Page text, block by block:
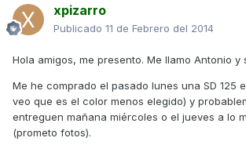
xpizarro
Publicado 11 de Febrero del 2014
Hola amigos, me presento. Me llamo Antonio y
Me he comprado el pasado lunes una SD 125
veo que es el color menos elegido) y
entreguen mañana miércoles o el jueves a lo
(prometo fotos).